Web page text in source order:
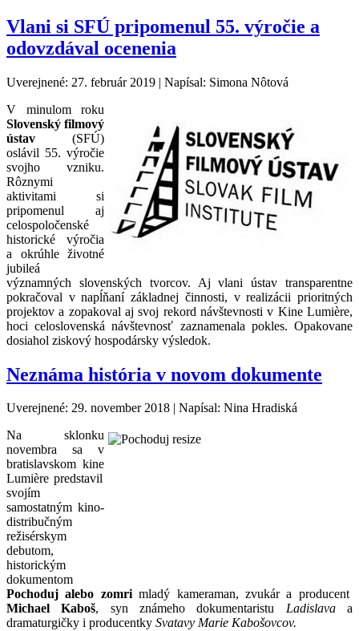
Vlani si SFÚ pripomenul 55. výročie a
odovzdával ocenenia
Uverejnené: 27. február 2019 | Napísal: Simona Nôtová
V minulom roku
Slovenský filmový
ústav (SFÚ)
oslávil 55. výročie
svojho vzniku.
Rôznymi
aktivitami si
pripomenul aj
celospoločenské
historické výročia
a okrúhle životné
jubileá
významných slovenských tvorcov. Aj vlani ústav transparentne
pokračoval v napĺňaní základnej činnosti, v realizácii prioritných
projektov a zopakoval aj svoj rekord návštevnosti v Kine Lumière,
hoci celoslovenská návštevnosť zaznamenala pokles. Opakovane
dosiahol ziskový hospodársky výsledok.
Neznáma história v novom dokumente
Uverejnené: 29. november 2018 | Napísal: Nina Hradiská
Na sklonku
novembra sa v
bratislavskom kine
Lumière predstavil
svojím
samostatným kino-
distribučným
režisérskym
debutom,
historickým
dokumentom
Pochoduj alebo zomrimladý kameraman, zvukár a producent
Michael Kaboš, syn známeho dokumentaristu Ladislavaa
dramaturgičky i producentky Svatavy Marie Kabošovcov.